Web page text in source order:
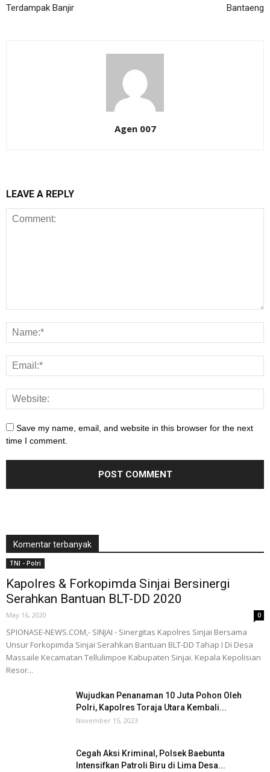
Terdampak Banjir
Bantaeng
Agen 007
LEAVE A REPLY
Save my name, email, and website in this browser for the next
time I comment.
Komentar terbanyak
TNI - Polri
Kapolres & Forkopimda Sinjai Bersinergi
Serahkan Bantuan BLT-DD 2020
May 16, 2020 0
SPIONASE-NEWS.COM,- SINJAI - Sinergitas Kapolres Sinjai Bersama
Unsur Forkopimda Sinjai Serahkan Bantuan BLT-DD Tahap I Di Desa
Massaile Kecamatan Tellulimpoe Kabupaten Sinjai. Kepala Kepolisian
Resor...
Wujudkan Penanaman 10 Juta Pohon Oleh
Polri, Kapolres Toraja Utara Kembali...
November 15, 2023
Cegah Aksi Kriminal, Polsek Baebunta
Intensifkan Patroli Biru di Lima Desa...